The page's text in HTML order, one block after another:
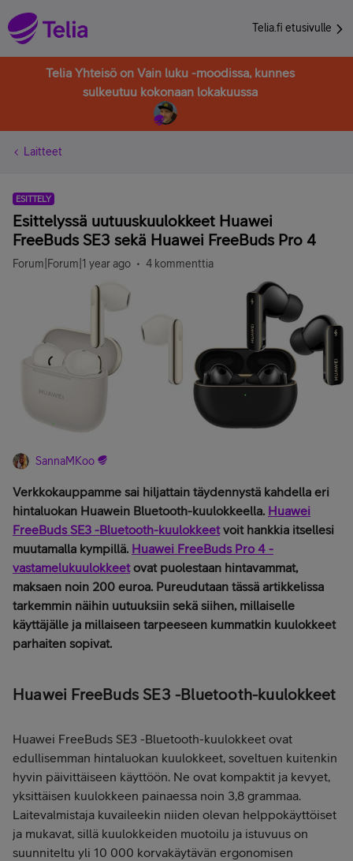
Telia.fi etusivulle
Telia Yhteisö on Vain luku -moodissa, kunnes
sulkeutuu kokonaan lokakuussa
Laitteet
ESITTELY
Esittelyssä uutuuskuulokkeet Huawei
FreeBuds SE3 sekä Huawei FreeBuds Pro 4
Forum|Forum|1 year ago 4 kommenttia
SannaMKoo
Verkkokauppamme sai hiljattain täydennystä kahdella eri
hintaluokan Huawein Bluetooth-kuulokkeella. Huawei
FreeBuds SE3 -Bluetooth-kuulokkeetvoit hankkia itsellesi
muutamalla kympillä. Huawei FreeBuds Pro 4 -
vastamelukuulokkeetovat puolestaan hintavammat,
maksaen noin 200 euroa. Pureudutaan tässä artikkelissa
tarkemmin näihin uutuuksiin sekä siihen, millaiselle
käyttäjälle ja millaiseen tarpeeseen kummatkin kuulokkeet
parhaiten sopivat.
Huawei FreeBuds SE3 -Bluetooth-kuulokkeet
Huawei FreeBuds SE3 -Bluetooth-kuulokkeet ovat
edullisemman hintaluokan kuulokkeet, soveltuen kuitenkin
hyvin päivittäiseen käyttöön. Ne ovat kompaktit ja kevyet,
yksittäisen kuulokkeen painaessa noin 3,8 grammaa.
Laitevalmistaja kuvaileekin niiden olevan helppokäyttöiset
ja mukavat, sillä kuulokkeiden muotoilu ja istuvuus on
suunniteltu yli 10 000 korvakäytävän ergonomisen